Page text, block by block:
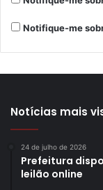
Notifique-me
Notícias mais
24 de julho de 2026
Prefeitura
leilão online